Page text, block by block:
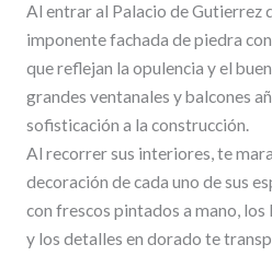
Al entrar al Palacio de Gutierrez
imponente fachada de piedra
que reflejan la opulencia y el
grandes ventanales y balcones
sofisticación a la construcción.
Al recorrer sus interiores, te
decoración de cada uno de sus
con frescos pintados a mano, los
y los detalles en dorado te